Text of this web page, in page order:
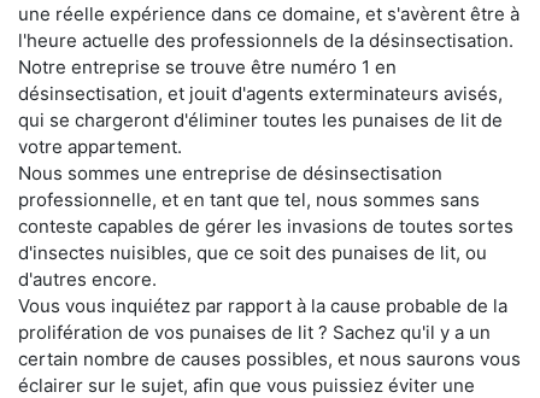
une réelle expérience dans ce domaine, et s'avèrent être à
l'heure actuelle des professionnels de la désinsectisation.
Notre entreprise se trouve être numéro 1 en
désinsectisation, et jouit d'agents exterminateurs avisés,
qui se chargeront d'éliminer toutes les punaises de lit de
votre appartement.
Nous sommes une entreprise de désinsectisation
professionnelle, et en tant que tel, nous sommes sans
conteste capables de gérer les invasions de toutes sortes
d'insectes nuisibles, que ce soit des punaises de lit, ou
d'autres encore.
Vous vous inquiétez par rapport à la cause probable de la
prolifération de vos punaises de lit ? Sachez qu'il y a un
certain nombre de causes possibles, et nous saurons vous
éclairer sur le sujet, afin que vous puissiez éviter une